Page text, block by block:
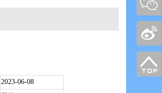
2023-06-08